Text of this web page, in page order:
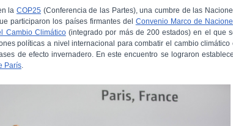
la COP25 (Conferencia de las Partes), una cumbre de las
participaron los países firmantes del Convenio Marco de
Cambio Climático(integrado por más de 200 estados) en el que
políticas a nivel internacional para combatir el cambio climático
de efecto invernadero. En este encuentro se lograron
París.